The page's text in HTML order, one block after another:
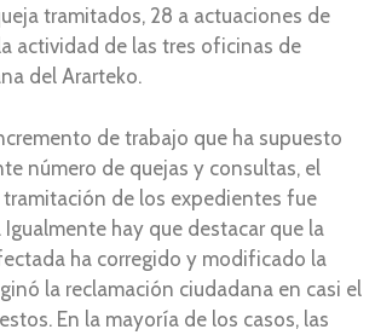
tramitados, 28 a actuaciones de
actividad de las tres oficinas de
del Ararteko.
de trabajo que ha supuesto
número de quejas y consultas, el
de los expedientes fue
hay que destacar que la
ha corregido y modificado la
la reclamación ciudadana en casi el
En la mayoría de los casos, las